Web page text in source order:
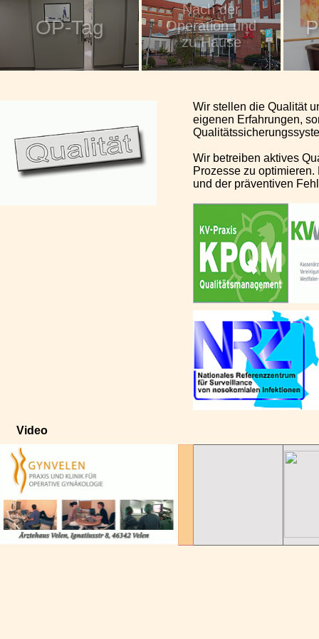
OP-Tag
Nach der
Operation und
zu Hause
Wir stellen die Qualität
eigenen Erfahrungen,
Wir betreiben aktives
Prozesse zu
und der präventiven
Video